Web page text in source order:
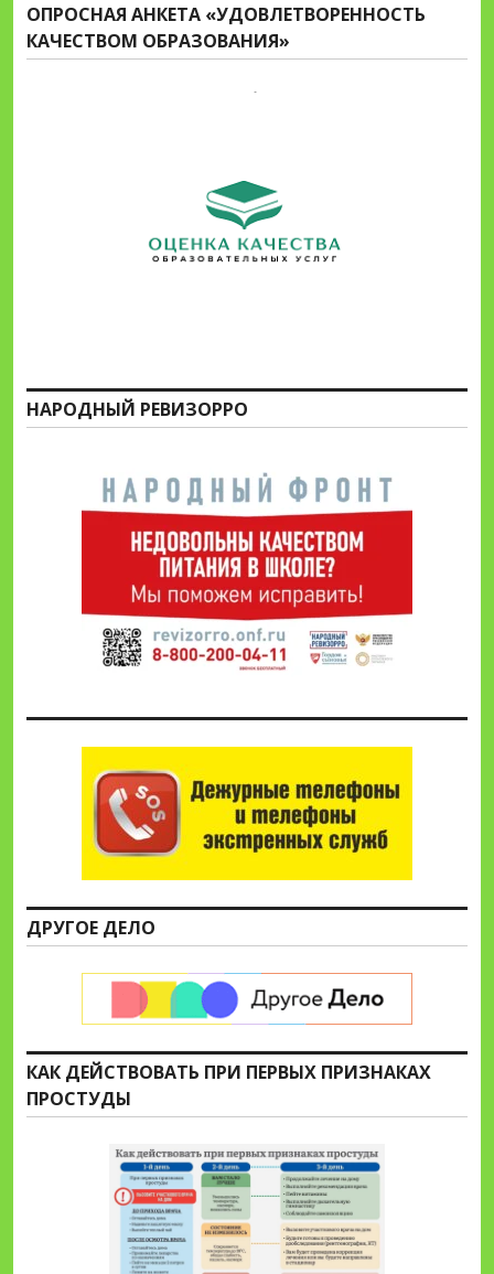
ОПРОСНАЯ АНКЕТА «УДОВЛЕТВОРЕННОСТЬ
КАЧЕСТВОМ ОБРАЗОВАНИЯ»
НАРОДНЫЙ РЕВИЗОРРО
ДРУГОЕ ДЕЛО
КАК ДЕЙСТВОВАТЬ ПРИ ПЕРВЫХ ПРИЗНАКАХ
ПРОСТУДЫ